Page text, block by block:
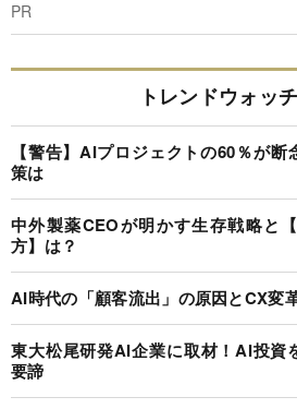
PR
トレンドウォッチ
【警告】AIプロジェクトの60％が
策は
中外製薬CEOが明かす生存戦略と
方】は？
AI時代の「顧客流出」の原因とCX変
東大松尾研発AI企業に取材！AI投資
要諦